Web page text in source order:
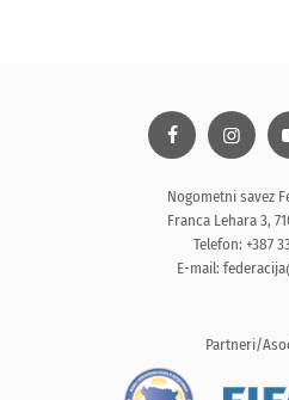
Nogometni savez
Franca Lehara 3,
Telefon: +387
E-mail:
Partneri/